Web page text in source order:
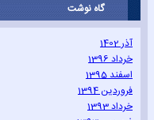
گاه نوشت
آذر 1402
خرداد 1396
اسفند 1395
فروردین 1394
خرداد 1393